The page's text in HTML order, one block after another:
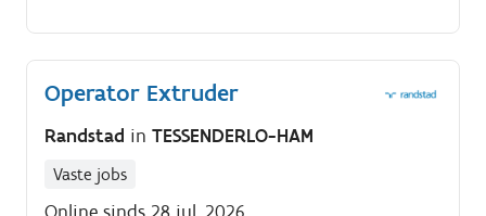
Verpakken van afgewerkte producten en deze correct
stapelen
Operator Extruder
Randstad in TESSENDERLO-HAM
Vaste jobs